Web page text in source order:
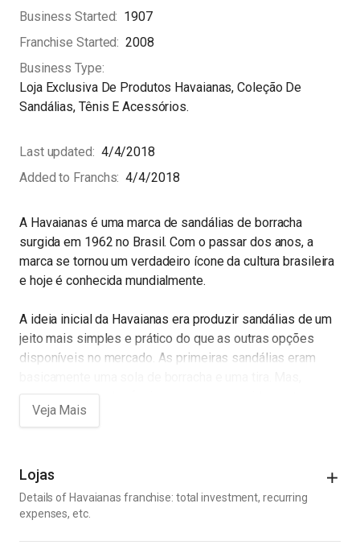
Business Started
1907
Franchise Started 2008
Business Type
Loja Exclusiva De Produtos Havaianas, Coleção De
Sandálias, Tênis E Acessórios.
Last updated
4/4/2018
Added to Franchs 4/4/2018
A Havaianas é uma marca de sandálias de borracha
surgida em 1962 no Brasil. Com o passar dos anos, a
marca se tornou um verdadeiro ícone da cultura brasileira
e hoje é conhecida mundialmente.
A ideia inicial da Havaianas era produzir sandálias de um
jeito mais simples e prático do que as outras opções
disponíveis no mercado. As primeiras sandálias eram
mesmo assim, elas faziam sucesso e rapidamente se
tornaram queridinhas dos brasileiros.
investir em novos modelos, cores e até em parcerias
com outros artistas e marcas. Hoje em dia, a Havaianas é
reconhecida por sua qualidade, conforto e design
Lojas
Details of Havaianas franchise: total investment, recurring
expenses, etc.